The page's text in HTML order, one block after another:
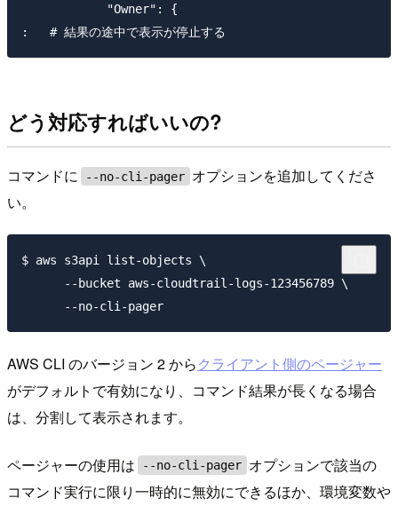
            "Owner": {
どう対応すればいいの?
コマンドに --no-cli-pager オプションを追加してくださ
い。
$ aws s3api list-objects \
      --bucket aws-cloudtrail-logs-123456789 \
AWS CLI のバージョン 2 からクライアント側のページャー
がデフォルトで有効になり、コマンド結果が長くなる場合
は、分割して表示されます。
ページャーの使用は --no-cli-pager オプションで該当の
コマンド実行に限り一時的に無効にできるほか、環境変数や